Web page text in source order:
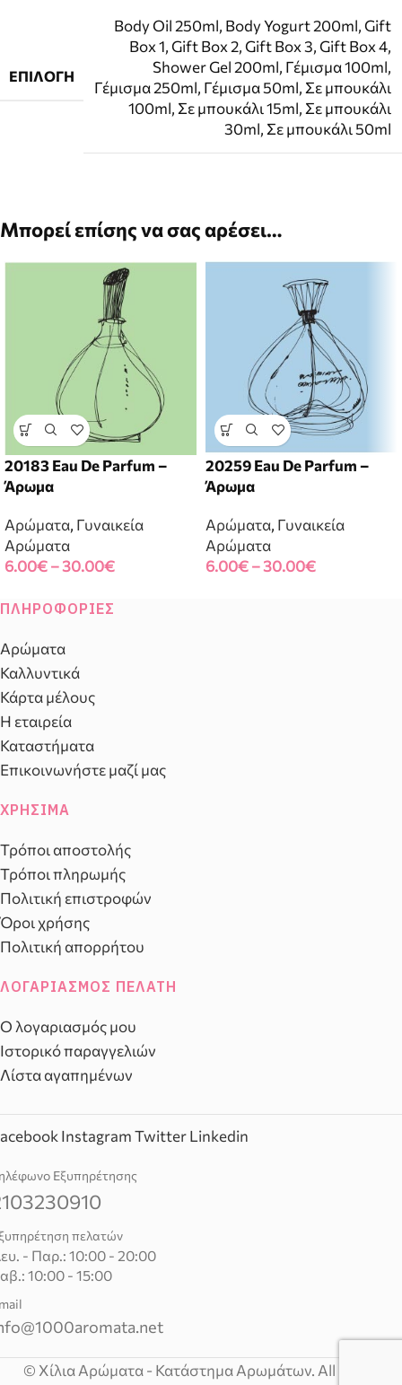
ΕΠΙΛΟΓΉ
Body Oil 250ml, Body Yogurt 200ml,Gift
Box 1,Gift Box 2,Gift Box 3,Gift Box 4,
Shower Gel 200ml, Γέμισμα 100ml,
Γέμισμα 250ml, Γέμισμα 50ml, Σε μπουκάλι
100ml, Σε μπουκάλι 15ml, Σε μπουκάλι
30ml, Σε μπουκάλι 50ml
Μπορεί επίσης να σας αρέσει…
20183 Eau De Parfum –
Άρωμα
Αρώματα, Γυναικεία
Αρώματα
6.00€–30.00€
20259 Eau De Parfum –
Άρωμα
Αρώματα, Γυναικεία
Αρώματα
6.00€–30.00€
ΠΛΗΡΟΦΟΡΊΕΣ
Αρώματα
Καλλυντικά
Κάρτα μέλους
Η εταιρεία
Καταστήματα
Επικοινωνήστε μαζί μας
ΧΡΉΣΙΜΑ
Τρόποι αποστολής
Τρόποι πληρωμής
Πολιτική επιστροφών
Όροι χρήσης
Πολιτική απορρήτου
ΛΟΓΑΡΙΑΣΜΌΣ ΠΕΛΆΤΗ
Ο λογαριασμός μου
Ιστορικό παραγγελιών
Λίστα αγαπημένων
InstagramTwitterLinkedin
Εξυπηρέτησης
πελατών
- Παρ.: 10:00 - 20:00
10:00 - 15:00
© Χίλια Αρώματα - Κατάστημα Αρωμάτων. All rights